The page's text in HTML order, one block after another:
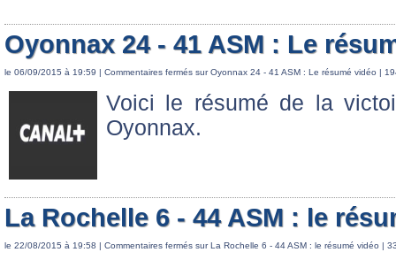
Oyonnax 24 - 41 ASM : Le
le 06/09/2015 à 19:59 | Commentaires fermés sur Oyonnax 24 - 41 ASM : Le résumé vidéo |
Voici le résumé de la
Oyonnax.
La Rochelle 6 - 44 ASM : le
le 22/08/2015 à 19:58 | Commentaires fermés sur La Rochelle 6 - 44 ASM : le résumé vidéo |